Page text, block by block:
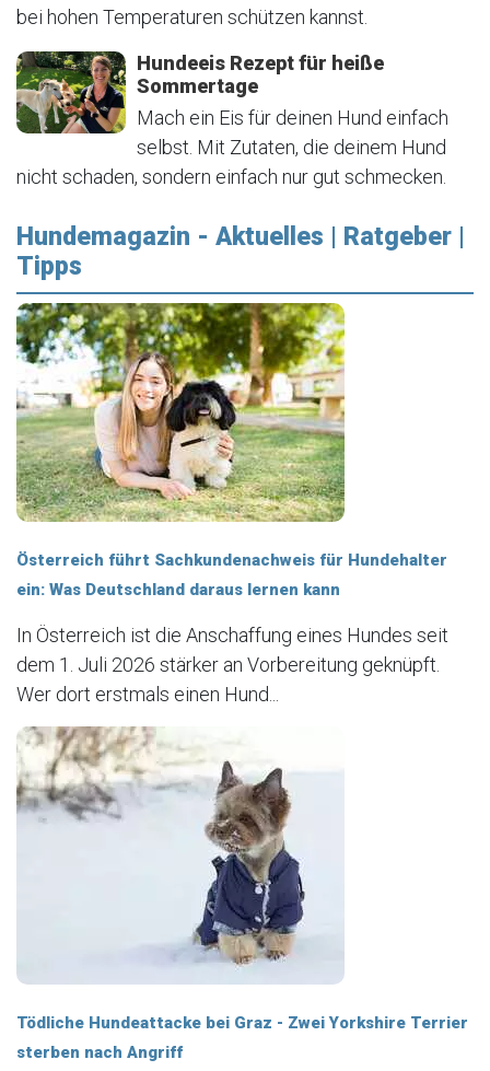
bei hohen Temperaturen schützen kannst.
Hundeeis Rezept für heiße
Sommertage
Mach ein Eis für deinen Hund einfach
selbst. Mit Zutaten, die deinem Hund
nicht schaden, sondern einfach nur gut schmecken.
Hundemagazin - Aktuelles | Ratgeber |
Tipps
Österreich führt Sachkundenachweis für Hundehalter
ein: Was Deutschland daraus lernen kann
In Österreich ist die Anschaffung eines Hundes seit
dem 1. Juli 2026 stärker an Vorbereitung geknüpft.
Wer dort erstmals einen Hund...
Tödliche Hundeattacke bei Graz - Zwei Yorkshire Terrier
sterben nach Angriff